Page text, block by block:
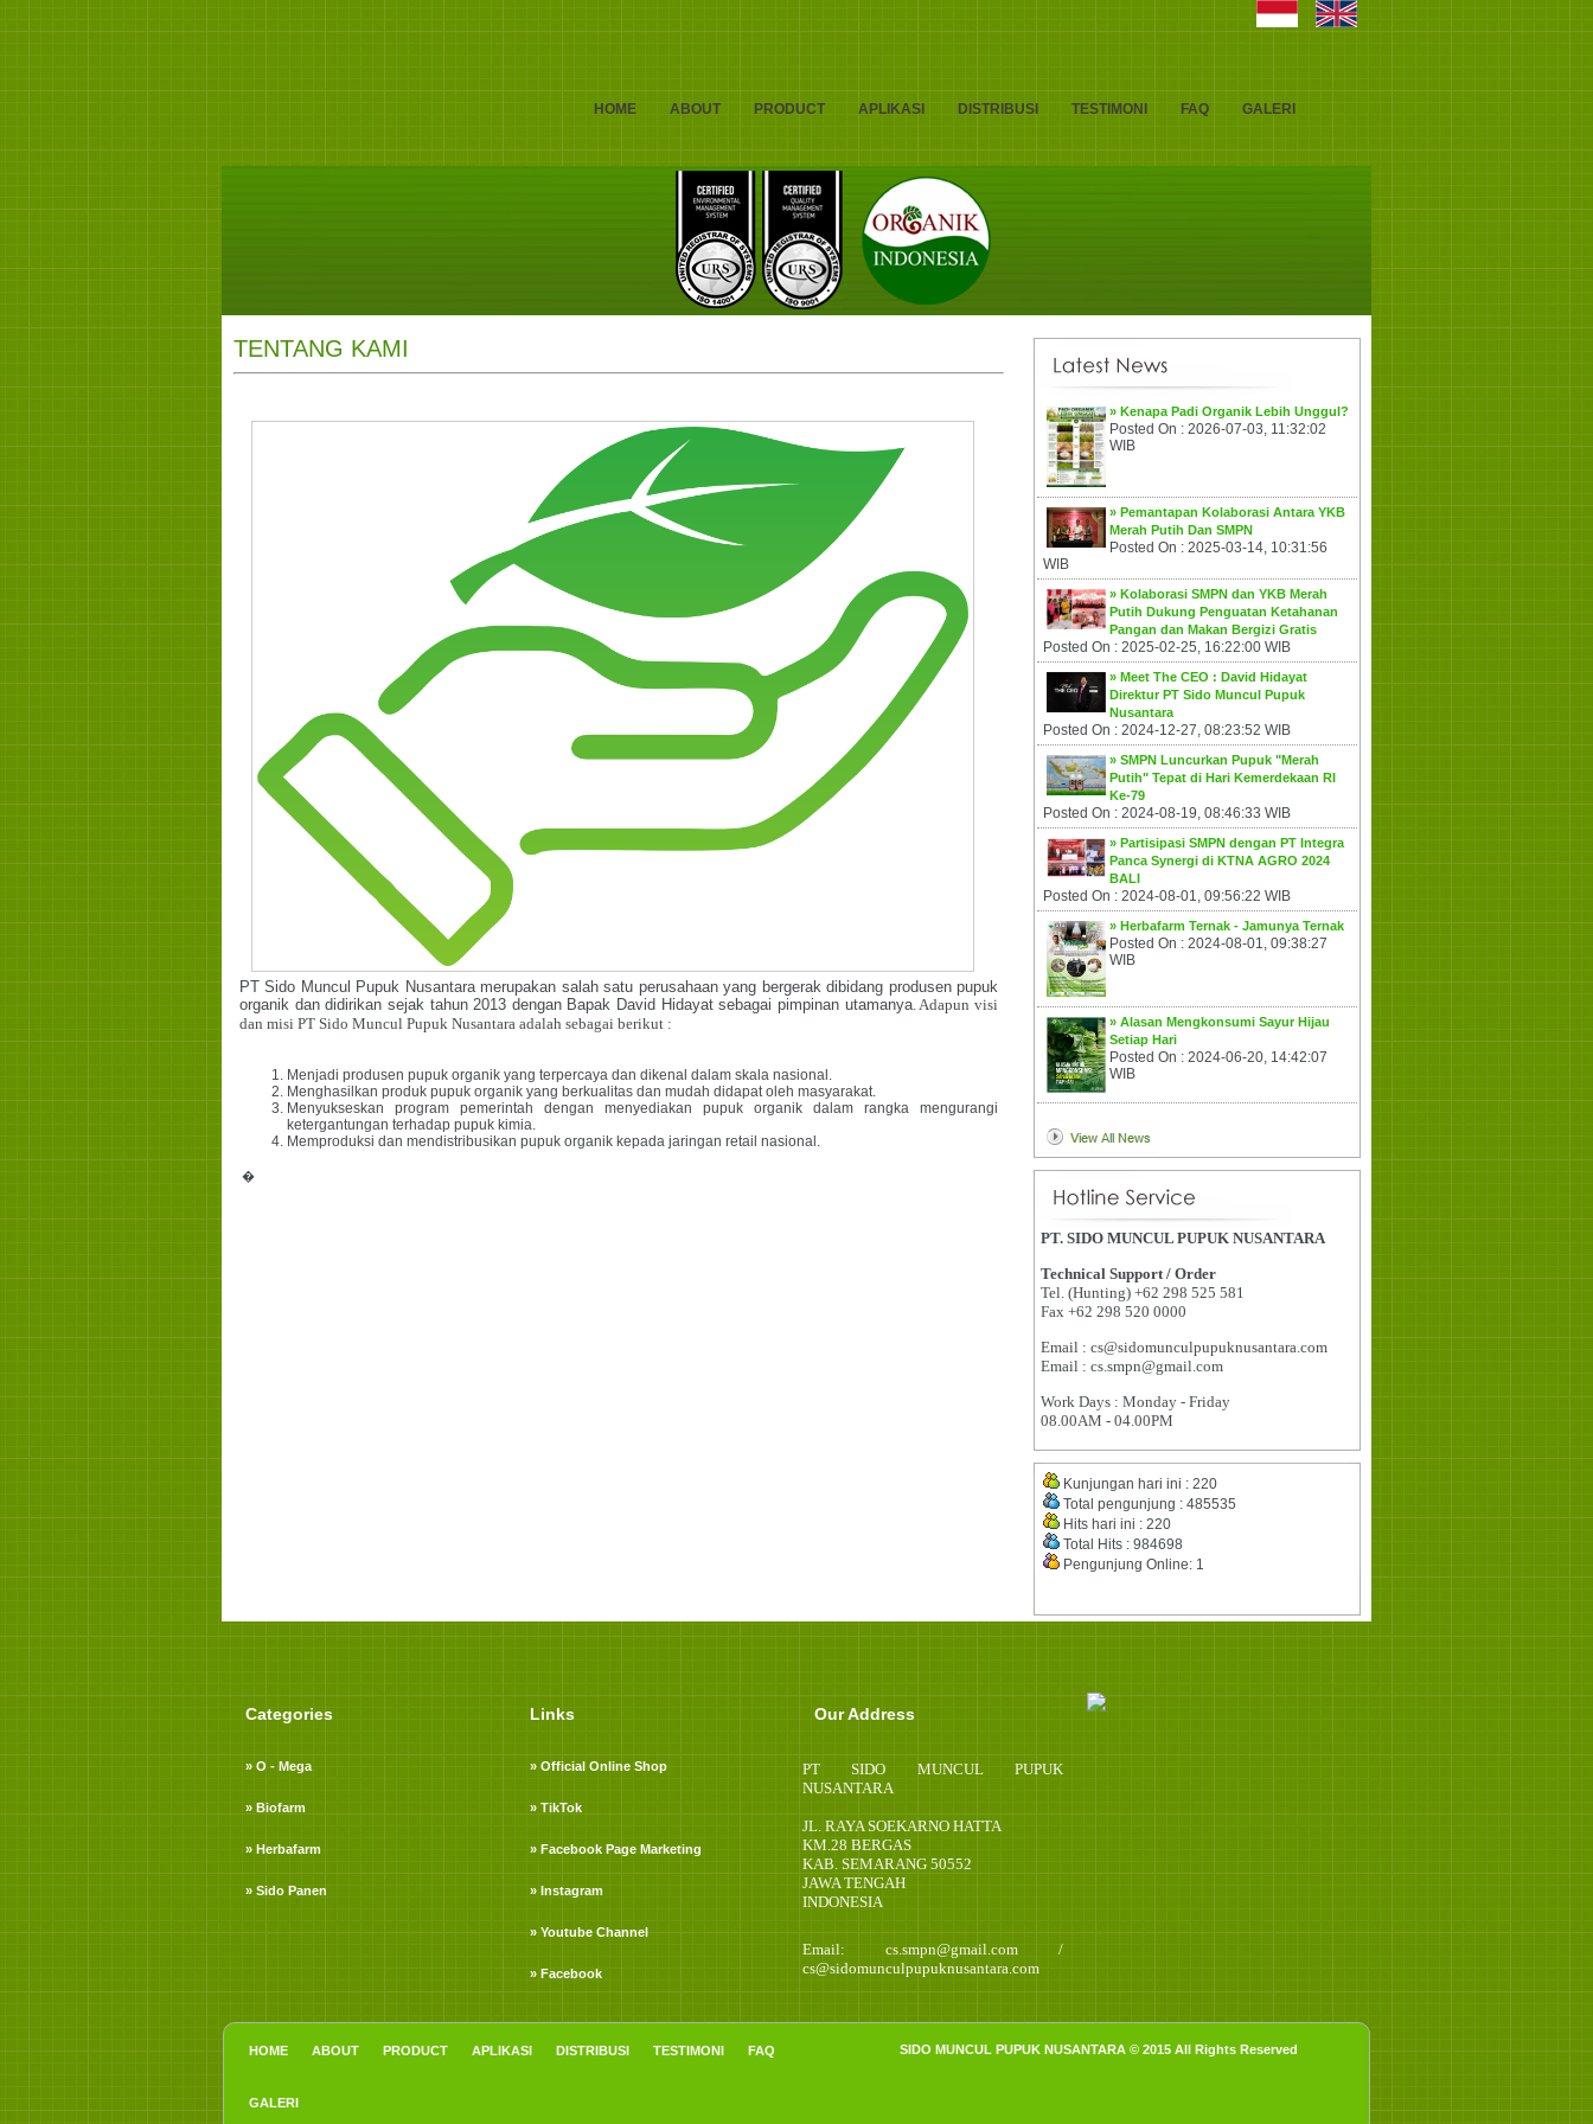
HOME ABOUT PRODUCT APLIKASI DISTRIBUSI TESTIMONI FAQ GALERI
TENTANG KAMI
PT Sido Muncul Pupuk Nusantara merupakan salah satu perusahaan yang bergerak dibidang produsen pupuk
organik dan didirikan sejak tahun 2013 dengan Bapak David Hidayat sebagai pimpinan utamanya. Adapun visi
dan misi PT Sido Muncul Pupuk Nusantara adalah sebagai berikut :
Menjadi produsen pupuk organik yang terpercaya dan dikenal dalam skala nasional.
Menghasilkan produk pupuk organik yang berkualitas dan mudah didapat oleh masyarakat.
Menyukseskan program pemerintah dengan menyediakan pupuk organik dalam rangka mengurangi
ketergantungan terhadap pupuk kimia.
Memproduksi dan mendistribusikan pupuk organik kepada jaringan retail nasional.
�
» Kenapa Padi Organik Lebih Unggul?
Posted On : 2026-07-03, 11:32:02
WIB
» Pemantapan Kolaborasi Antara YKB
Merah Putih Dan SMPN
Posted On : 2025-03-14, 10:31:56
WIB
» Kolaborasi SMPN dan YKB Merah
Putih Dukung Penguatan Ketahanan
Pangan dan Makan Bergizi Gratis
Posted On : 2025-02-25, 16:22:00 WIB
» Meet The CEO : David Hidayat
Direktur PT Sido Muncul Pupuk
Nusantara
Posted On : 2024-12-27, 08:23:52 WIB
» SMPN Luncurkan Pupuk "Merah
Putih" Tepat di Hari Kemerdekaan RI
Ke-79
Posted On : 2024-08-19, 08:46:33 WIB
» Partisipasi SMPN dengan PT Integra
Panca Synergi di KTNA AGRO 2024
BALI
Posted On : 2024-08-01, 09:56:22 WIB
» Herbafarm Ternak - Jamunya Ternak
Posted On : 2024-08-01, 09:38:27
WIB
» Alasan Mengkonsumi Sayur Hijau
Setiap Hari
Posted On : 2024-06-20, 14:42:07
WIB
PT. SIDO MUNCUL PUPUK NUSANTARA
Technical Support / Order
Tel. (Hunting) +62 298 525 581
Fax +62 298 520 0000
Email : cs@sidomunculpupuknusantara.com
Email : cs.smpn@gmail.com
Work Days : Monday - Friday
08.00AM - 04.00PM
Kunjungan hari ini : 220
Total pengunjung : 485535
Hits hari ini : 220
Total Hits : 984698
Pengunjung Online: 1
Categories
» O - Mega
» Biofarm
» Herbafarm
» Sido Panen
Links
» Official Online Shop
» TikTok
» Facebook Page Marketing
» Instagram
» Youtube Channel
» Facebook
Our Address
PT SIDO MUNCUL PUPUK
NUSANTARA
JL. RAYA SOEKARNO HATTA
KM.28 BERGAS
KAB. SEMARANG 50552
JAWA TENGAH
INDONESIA
Email: cs.smpn@gmail.com /
cs@sidomunculpupuknusantara.com
HOME ABOUT PRODUCT APLIKASI DISTRIBUSI TESTIMONI FAQ
GALERI
SIDO MUNCUL PUPUK NUSANTARA © 2015 All Rights Reserved